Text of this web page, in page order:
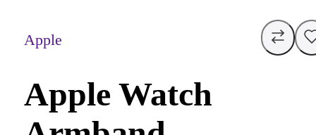
Apple
Apple Watch